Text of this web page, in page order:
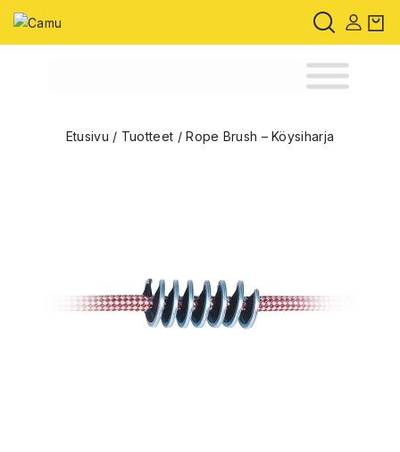
Etusivu / Tuotteet /Rope Brush – Köysiharja